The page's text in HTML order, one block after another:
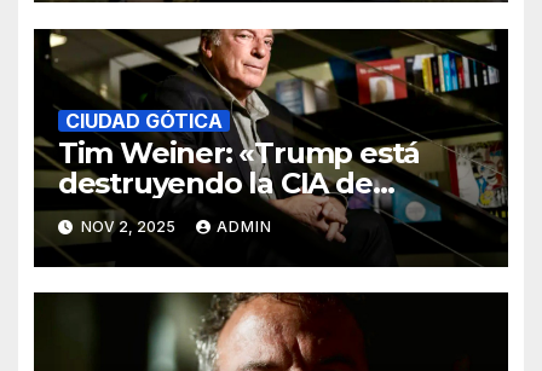
CIUDAD GÓTICA
Tim Weiner: «Trump está
destruyendo la CIA de
manera sistemática»
NOV 2, 2025 ADMIN